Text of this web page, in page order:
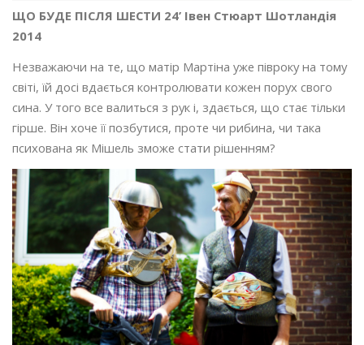
ЩО БУДЕ ПІСЛЯ ШЕСТИ 24’ Івен Стюарт Шотландія
2014
Незважаючи на те, що матір Мартіна уже півроку на тому
світі, їй досі вдається контролювати кожен порух свого
сина. У того все валиться з рук і, здається, що стає тільки
гірше. Він хоче її позбутися, проте чи рибина, чи така
психована як Мішель зможе стати рішенням?